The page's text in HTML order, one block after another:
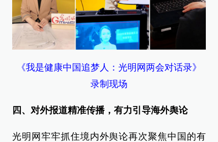
《我是健康中国追梦人：光明网两会对话录》
录制现场
四、对外报道精准传播，有力引导海外舆论
光明网牢牢抓住境内外舆论再次聚焦中国的有